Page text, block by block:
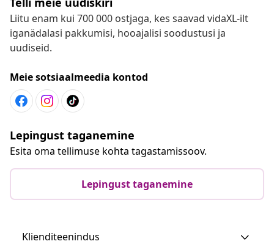
Liitu enam kui 700 000 ostjaga, kes saavad vidaXL-ilt
iganädalasi pakkumisi, hooajalisi soodustusi ja
uudiseid.
Meie sotsiaalmeedia kontod
Lepingust taganemine
Esita oma tellimuse kohta tagastamissoov.
Lepingust taganemine
Klienditeenindus